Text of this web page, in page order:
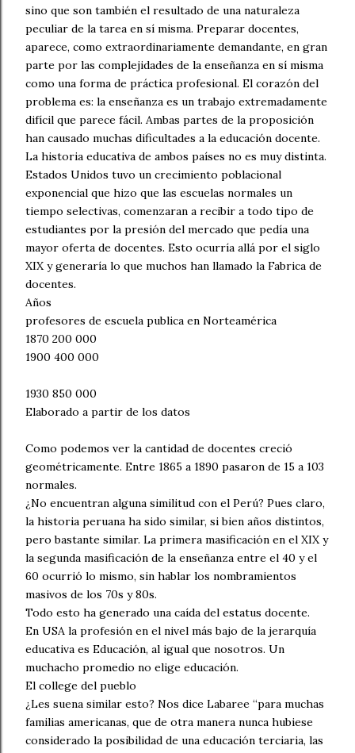
sino que son también el resultado de una naturaleza
peculiar de la tarea en sí misma. Preparar docentes,
aparece, como extraordinariamente demandante, en gran
parte por las complejidades de la enseñanza en sí misma
como una forma de práctica profesional. El corazón del
problema es: la enseñanza es un trabajo extremadamente
difícil que parece fácil. Ambas partes de la proposición
han causado muchas dificultades a la educación docente.
La historia educativa de ambos países no es muy distinta.
Estados Unidos tuvo un crecimiento poblacional
exponencial que hizo que las escuelas normales un
tiempo selectivas, comenzaran a recibir a todo tipo de
estudiantes por la presión del mercado que pedía una
mayor oferta de docentes. Esto ocurría allá por el siglo
XIX y generaría lo que muchos han llamado la Fabrica de
docentes.
Años
profesores de escuela publica en Norteamérica
1870 200 000
1900 400 000
1930 850 000
Elaborado a partir de los datos
Como podemos ver la cantidad de docentes creció
geométricamente. Entre 1865 a 1890 pasaron de 15 a 103
normales.
¿No encuentran alguna similitud con el Perú? Pues claro,
la historia peruana ha sido similar, si bien años distintos,
pero bastante similar. La primera masificación en el XIX y
la segunda masificación de la enseñanza entre el 40 y el
60 ocurrió lo mismo, sin hablar los nombramientos
masivos de los 70s y 80s.
Todo esto ha generado una caída del estatus docente.
En USA la profesión en el nivel más bajo de la jerarquía
educativa es Educación, al igual que nosotros. Un
muchacho promedio no elige educación.
El college del pueblo
¿Les suena similar esto? Nos dice Labaree “para muchas
familias americanas, que de otra manera nunca hubiese
considerado la posibilidad de una educación terciaria, las